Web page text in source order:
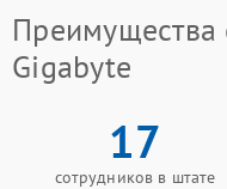
Преимущества
Gigabyte
17
сотрудников в штате